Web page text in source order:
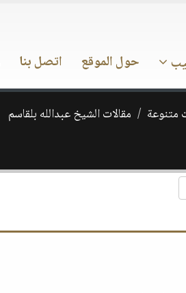
حول الموقع اتصل بنا
متنوعة مقالات الشيخ عبدالله بلقاسم